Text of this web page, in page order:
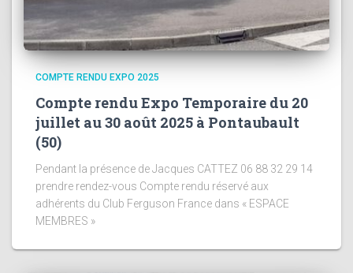
COMPTE RENDU EXPO 2025
Compte rendu Expo Temporaire du 20
juillet au 30 août 2025 à Pontaubault
(50)
Pendant la présence de Jacques CATTEZ 06 88 32 29 14
prendre rendez-vous Compte rendu réservé aux
adhérents du Club Ferguson France dans « ESPACE
MEMBRES »